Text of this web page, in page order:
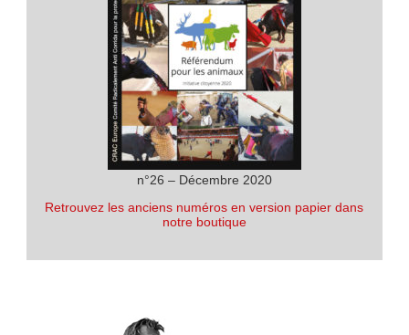
n°26 – Décembre 2020
Retrouvez les anciens numéros en version papier dans
notre boutique